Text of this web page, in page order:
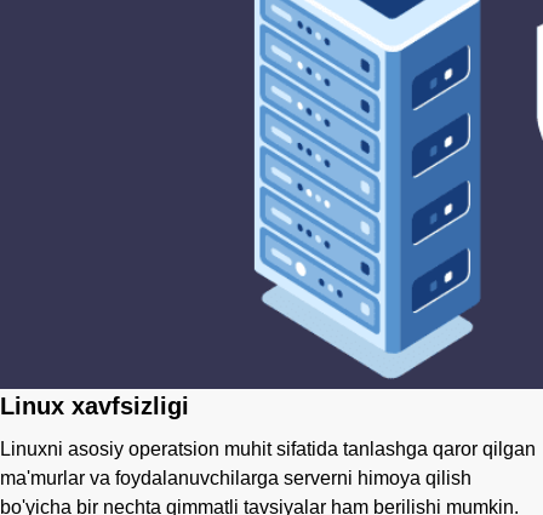
Linux xavfsizligi
Linuxni asosiy operatsion muhit sifatida tanlashga qaror qilgan
ma'murlar va foydalanuvchilarga serverni himoya qilish
bo'yicha bir nechta qimmatli tavsiyalar ham berilishi mumkin.